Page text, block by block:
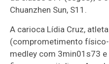
Chuanzhen Sun, S11.
A carioca Lídia Cruz,
(comprometimento
medley com 3min01s73